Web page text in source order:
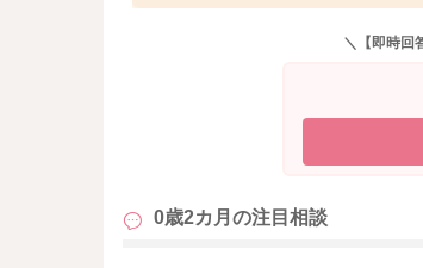
生後3ヶ月ぐらいまでは、満腹中
また夜間に授乳間隔が開くよう
＼【即時回
0歳2カ月の注目相談